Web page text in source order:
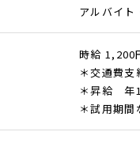
アルバイト
時給 1,200
＊交通費支
＊昇給 年
＊試用期間